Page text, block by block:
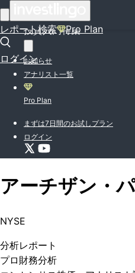
レポート検索 Pro Plan
ログイン
投資入門特集
お知らせ
アナリスト一覧
Pro Plan
まずは7日間のお試しプラン
ログイン
アーチザン・
NYSE
分析レポート
プロ 財務分析